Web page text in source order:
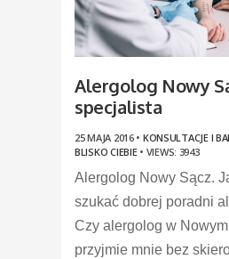
Alergolog Nowy
specjalista
25 MAJA 2016 • KONSULTACJE I
BLISKO CIEBIE• VIEWS: 3943
Alergolog Nowy Sącz.
szukać dobrej poradni
Czy alergolog w
przyjmie mnie bez